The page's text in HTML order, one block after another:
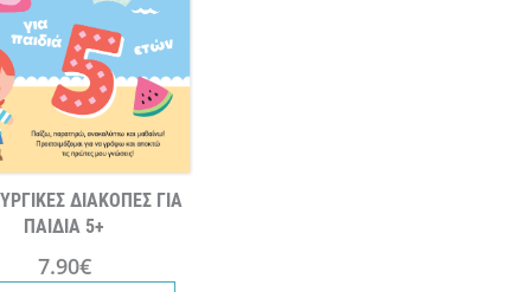
ΔΙΑΚΟΠΕΣ ΓΙΑ
ΠΑΙΔΙΑ 5+
7.90€